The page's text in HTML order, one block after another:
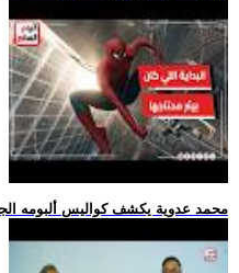
.. محمد عدوية يكشف كواليس ألبومه